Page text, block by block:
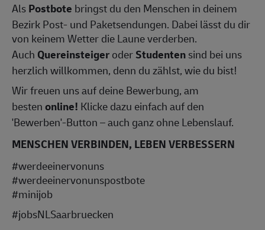
AlsPostbote bringst du den Menschen in deinem
Bezirk Post- und Paketsendungen. Dabei lässt du dir
von keinem Wetter die Laune verderben.
Auch QuereinsteigeroderStudentensind bei uns
herzlich willkommen, denn du zählst, wie du bist!
Wir freuen uns auf deine Bewerbung, am
bestenonline! Klicke dazu einfach auf den
'Bewerben'-Button – auch ganz ohne Lebenslauf.
MENSCHEN VERBINDEN, LEBEN VERBESSERN
#werdeeinervonuns
#werdeeinervonunspostbote
#minijob
#jobsNLSaarbruecken